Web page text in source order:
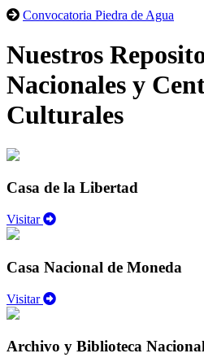
Convocatoria Piedra de Agua
Nuestros
Nacionales y
Culturales
Casa de la Libertad
Visitar
Casa Nacional de Moneda
Visitar
Archivo y Biblioteca